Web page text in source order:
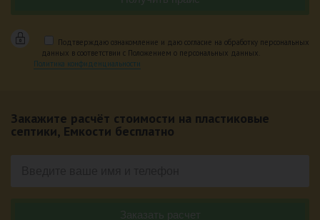
Подтверждаю ознакомление и даю согласие на обработку персональных
данных в соответствии с Положением о персональных данных.
Политика конфиденциальности
Закажите расчёт стоимости на пластиковые
септики, Емкости бесплатно